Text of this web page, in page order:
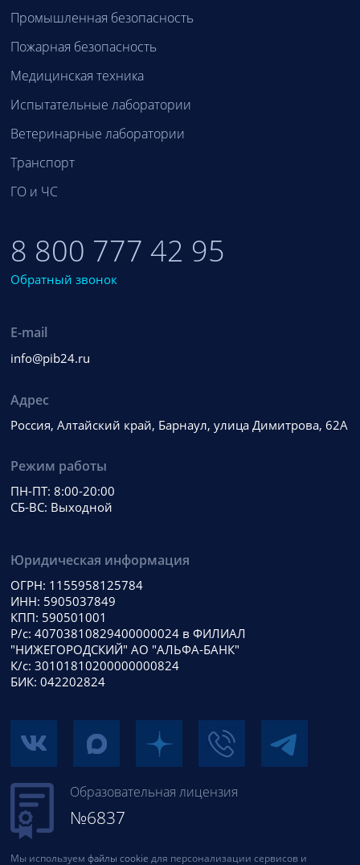
Промышленная безопасность
Пожарная безопасность
Медицинская техника
Испытательные лаборатории
Ветеринарные лаборатории
Транспорт
ГО и ЧС
8 800 777 42 95
Обратный звонок
E-mail
info@pib24.ru
Адрес
Россия, Алтайский край, Барнаул, улица Димитрова, 62А
Режим работы
ПН-ПТ: 8:00-20:00
СБ-ВС: Выходной
Юридическая информация
ОГРН: 1155958125784
ИНН: 5905037849
КПП: 590501001
Р/с: 40703810829400000024 в ФИЛИАЛ
"НИЖЕГОРОДСКИЙ" АО "АЛЬФА-БАНК"
К/с: 30101810200000000824
БИК: 042202824
Образовательная лицензия
№6837
Мы используем файлы cookie для персонализации сервисов и